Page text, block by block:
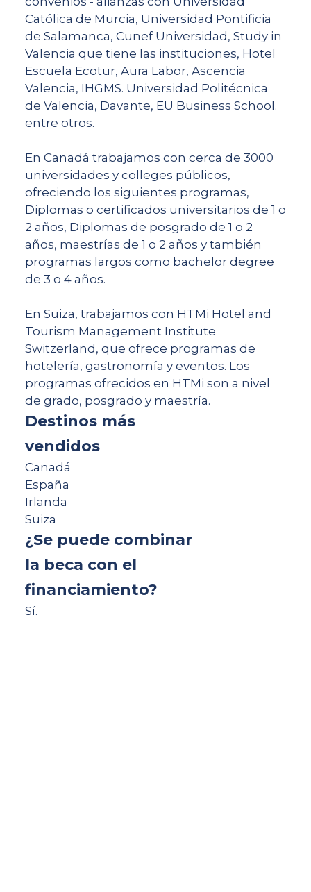
Católica de Murcia, Universidad Pontificia
de Salamanca, Cunef Universidad, Study in
Valencia que tiene las instituciones, Hotel
Escuela Ecotur, Aura Labor, Ascencia
Valencia, IHGMS. Universidad Politécnica
de Valencia, Davante, EU Business School.
entre otros.
En Canadá trabajamos con cerca de 3000
universidades y colleges públicos,
ofreciendo los siguientes programas,
Diplomas o certificados universitarios de 1 o
2 años, Diplomas de posgrado de 1 o 2
años, maestrías de 1 o 2 años y también
programas largos como bachelor degree
de 3 o 4 años.
En Suiza, trabajamos con HTMi Hotel and
Tourism Management Institute
Switzerland, que ofrece programas de
hotelería, gastronomía y eventos. Los
programas ofrecidos en HTMi son a nivel
de grado, posgrado y maestría.
Destinos más
vendidos
Canadá
España
Irlanda
Suiza
¿Se puede combinar
la beca con el
financiamiento?
Sí.